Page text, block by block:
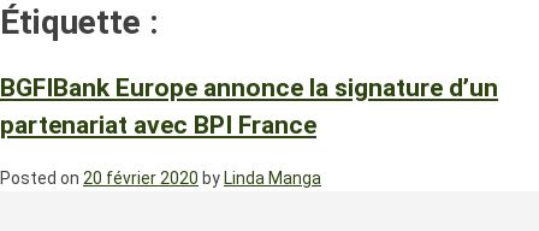
Étiquette :
BGFIBank Europe annonce la signature d’un
partenariat avec BPI France
Posted on 20 février 2020 by Linda Manga